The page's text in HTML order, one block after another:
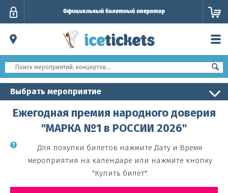
Выбрать мероприятие
Ежегодная премия народного доверия
"МАРКА №1 в РОССИИ 2026"
Для покупки билетов нажмите Дату и Время
мероприятия на календаре или нажмите кнопку
"Купить билет".